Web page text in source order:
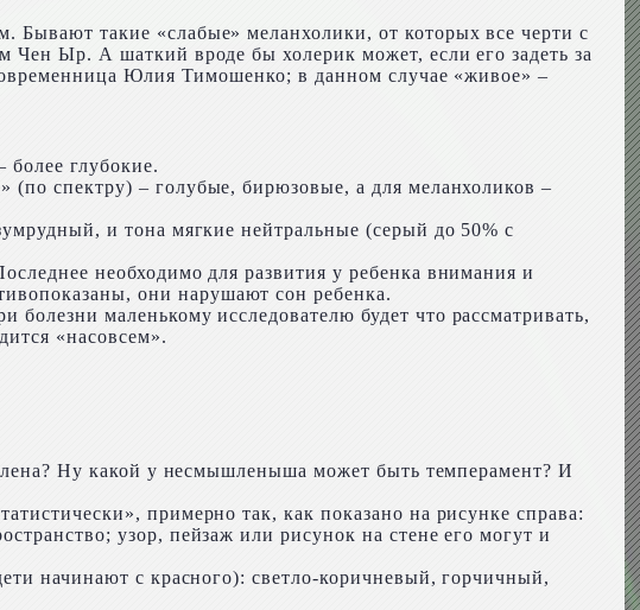
Бывают такие «слабые» меланхолики, от которых все черти с
Чен Ыр. А шаткий вроде бы холерик может, если его задеть за
Юлия Тимошенко; в данном случае «живое» –
глубокие.
спектру) – голубые, бирюзовые, а для меланхоликов –
и тона мягкие нейтральные (серый до 50% с
необходимо для развития у ребенка внимания и
они нарушают сон ребенка.
маленькому исследователю будет что рассматривать,
«насовсем».
Ну какой у несмышленыша может быть темперамент? И
примерно так, как показано на рисунке справа:
узор, пейзаж или рисунок на стене его могут и
начинают с красного): светло-коричневый, горчичный,